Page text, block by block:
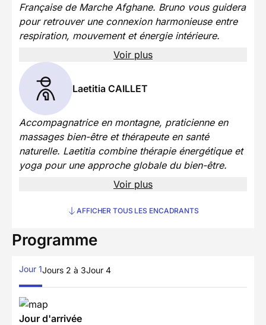
Française de Marche Afghane. Bruno vous guidera
pour retrouver une connexion harmonieuse entre
respiration, mouvement et énergie intérieure.
Voir plus
Laetitia CAILLET
Accompagnatrice en montagne, praticienne en
massages bien-être et thérapeute en santé
naturelle. Laetitia combine thérapie énergétique et
yoga pour une approche globale du bien-être.
Voir plus
AFFICHER TOUS LES ENCADRANTS
Programme
Jour 1Jours 2 à 3Jour 4
Jour d'arrivée